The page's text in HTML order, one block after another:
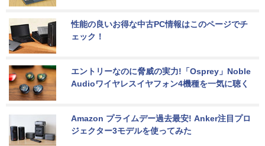
性能の良いお得な中古PC情報はこのページでチ
ェック！
エントリーなのに脅威の実力!「Osprey」Noble
Audioワイヤレスイヤフォン4機種を一気に聴く
Amazon プライムデー過去最安! Anker注目プロ
ジェクター3モデルを使ってみた